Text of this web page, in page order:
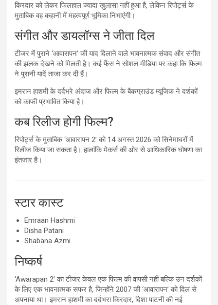
किरदार को लेकर फिलहाल ज्यादा खुलासा नहीं हुआ है, लेकिन रिपोर्ट्स के
मुताबिक वह कहानी में महत्वपूर्ण भूमिका निभाएंगी।
संगीत और डायलॉग्स ने जीता दिल
टीजर में पुराने ‘आवारापन’ की याद दिलाने वाले भावनात्मक संवाद और संगीत
की झलक देखने को मिलती है। कई फैंस ने सोशल मीडिया पर कहा कि फिल्म
ने पुरानी यादें ताजा कर दी हैं।
इमरान हाशमी के दर्दभरे अंदाज और फिल्म के बैकग्राउंड म्यूजिक ने दर्शकों
को काफी प्रभावित किया है।
कब रिलीज होगी फिल्म?
रिपोर्ट्स के मुताबिक ‘आवारापन 2’ को 14 अगस्त 2026 को सिनेमाघरों में
रिलीज किया जा सकता है। हालांकि मेकर्स की ओर से आधिकारिक घोषणा का
इंतजार है।
स्टार कास्ट
Emraan Hashmi
Disha Patani
Shabana Azmi
निष्कर्ष
‘Awarapan 2’ का टीजर केवल एक फिल्म की वापसी नहीं बल्कि उन दर्शकों
के लिए एक भावनात्मक सफर है, जिन्होंने 2007 की ‘आवारापन’ को दिल से
अपनाया था। इमरान हाशमी का दर्दभरा किरदार, दिशा पाटनी की नई